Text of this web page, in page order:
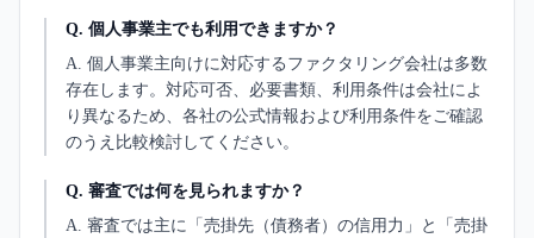
Q. 個人事業主でも利用できますか？
A. 個人事業主向けに対応するファクタリング会社は多数
存在します。対応可否、必要書類、利用条件は会社によ
り異なるため、各社の公式情報および利用条件をご確認
のうえ比較検討してください。
Q. 審査では何を見られますか？
A. 審査では主に「売掛先（債務者）の信用力」と「売掛